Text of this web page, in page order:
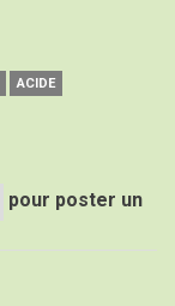
ACIDE
pour poster un